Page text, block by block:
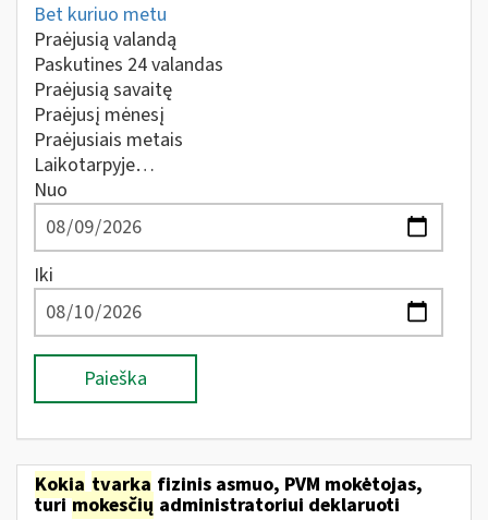
Bet kuriuo metu
Praėjusią valandą
Paskutines 24 valandas
Praėjusią savaitę
Praėjusį mėnesį
Praėjusiais metais
Laikotarpyje…
Nuo
Iki
Paieška
Kokia tvarka fizinis asmuo, PVM mokėtojas,
turimokesčių administratoriui deklaruoti